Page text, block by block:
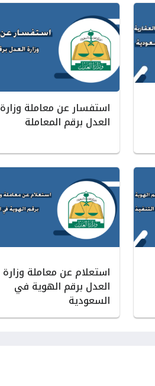
استفسار عن معاملة وزارة
العدل برقم المعاملة
استعلام عن معاملة وزارة
العدل برقم الهوية في
السعودية